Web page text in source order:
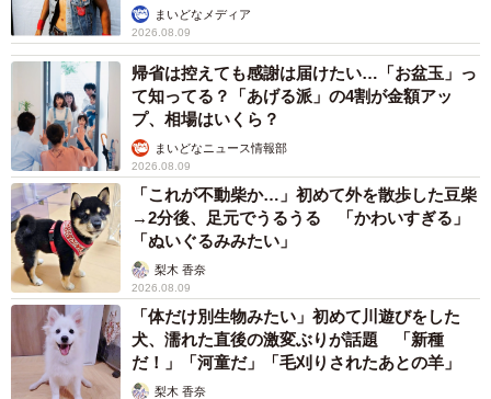
まいどなメディア
2026.08.09
帰省は控えても感謝は届けたい…「お盆玉」っ
て知ってる？「あげる派」の4割が金額アッ
プ、相場はいくら？
まいどなニュース情報部
2026.08.09
「これが不動柴か…」初めて外を散歩した豆柴
→2分後、足元でうるうる 「かわいすぎる」
「ぬいぐるみみたい」
梨木 香奈
2026.08.09
「体だけ別生物みたい」初めて川遊びをした
犬、濡れた直後の激変ぶりが話題 「新種
だ！」「河童だ」「毛刈りされたあとの羊」
梨木 香奈